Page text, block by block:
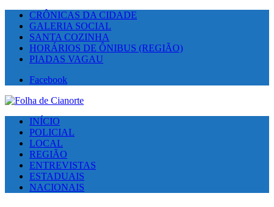
CRÔNICAS DA CIDADE
GALERIA SOCIAL
SANTA COZINHA
HORÁRIOS DE ÔNIBUS (REGIÃO)
PIADAS VAGAU
Facebook
INÍCIO
POLICIAL
LOCAL
REGIÃO
ENTREVISTAS
ESTADUAIS
NACIONAIS